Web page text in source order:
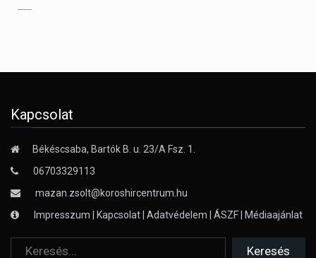
Kapcsolat
Békéscsaba, Bartók B. u. 23/A Fsz. 1.
06703329113
mazan.zsolt@koroshircentrum.hu
Impresszum | Kapcsolat| Adatvédelem | ÁSZF| Médiaajánlat